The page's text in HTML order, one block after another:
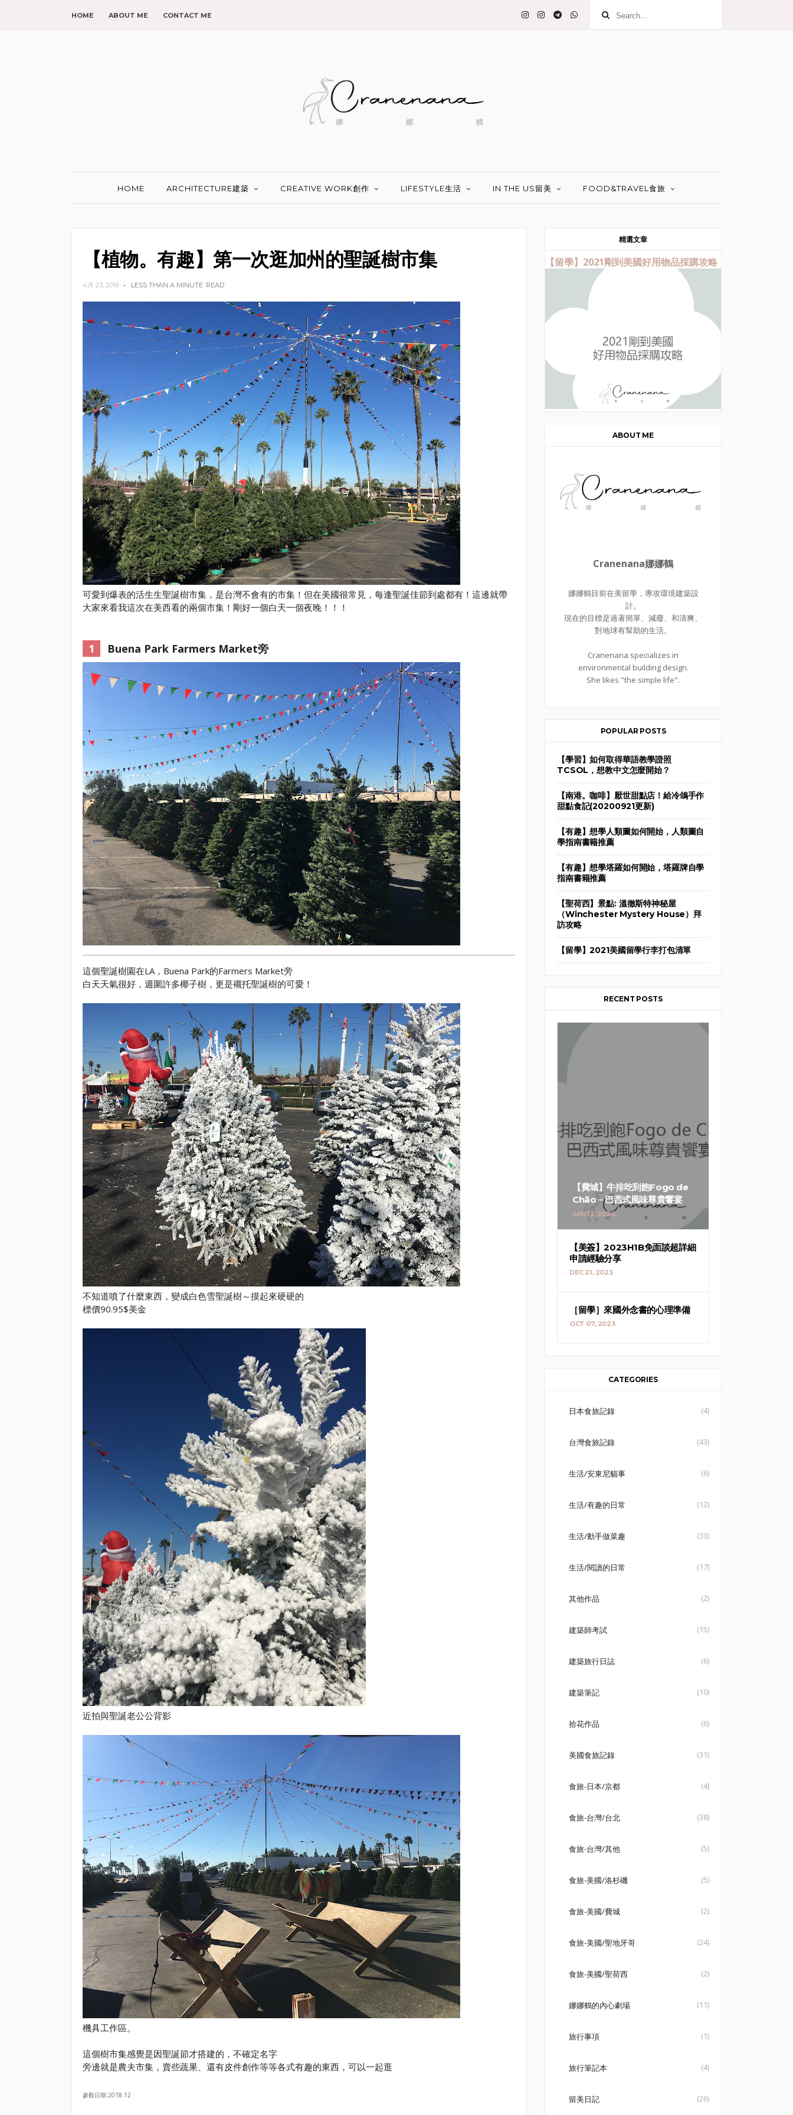
HOME ABOUT ME CONTACT ME
HOME ARCHITECTURE建築 CREATIVE WORK創作 LIFESTYLE生活 IN THE US留美 FOOD&TRAVEL食旅
【植物。有趣】第一次逛加州的聖誕樹市集
4月 23, 2019 LESS THAN A MINUTE READ
可愛到爆表的活生生聖誕樹市集，是台灣不會有的市集！但在美國很常見，每逢聖誕佳節到處都有！這邊就帶
大家來看我這次在美西看的兩個市集！剛好一個白天一個夜晚！！！
Buena Park Farmers Market旁
這個聖誕樹園在LA，Buena Park的Farmers Market旁
白天天氣很好，週圍許多椰子樹，更是襯托聖誕樹的可愛！
不知道噴了什麼東西，變成白色雪聖誕樹～摸起來硬硬的
標價90.95$美金
近拍與聖誕老公公背影
機具工作區。
這個樹市集感覺是因聖誕節才搭建的，不確定名字
旁邊就是農夫市集，賣些蔬果、還有皮件創作等等各式有趣的東西，可以一起逛
參觀日期:2018.12
精選文章
【留學】2021剛到美國好用物品採購攻略
ABOUT ME
Cranenana娜娜鶴
娜娜鶴目前在美留學，專攻環境建築設
計。
現在的目標是過著簡單、減廢、和清爽、
對地球有幫助的生活。
Cranenana specializes in
environmental building design.
She likes "the simple life".
POPULAR POSTS
【學習】如何取得華語教學證照
TCSOL，想教中文怎麼開始？
【南港。咖啡】厭世甜點店！給冷鴿手作
甜點食記(20200921更新)
【有趣】想學人類圖如何開始，人類圖自
學指南書籍推薦
【有趣】想學塔羅如何開始，塔羅牌自學
指南書籍推薦
【聖荷西】景點: 溫徹斯特神秘屋
（Winchester Mystery House）拜
訪攻略
【留學】2021美國留學行李打包清單
RECENT POSTS
【費城】牛排吃到飽Fogo de
Chão－巴西式風味尊貴饗宴
APR 13, 2024
【美簽】2023H1B免面談超詳細
申請經驗分享
DEC 21, 2023
［留學］來國外念書的心理準備
OCT 07, 2023
CATEGORIES
日本食旅記錄 (4)
台灣食旅記錄 (43)
生活/安東尼貓事 (6)
生活/有趣的日常 (12)
生活/動手做菜趣 (33)
生活/閱讀的日常 (17)
其他作品 (2)
建築師考試 (15)
建築旅行日誌 (6)
建築筆記 (10)
拾花作品 (6)
美國食旅記錄 (31)
食旅-日本/京都 (4)
食旅-台灣/台北 (38)
食旅-台灣/其他 (5)
食旅-美國/洛杉磯 (5)
食旅-美國/費城 (2)
食旅-美國/聖地牙哥 (24)
食旅-美國/聖荷西 (2)
娜娜鶴的內心劇場 (11)
旅行事項 (1)
旅行筆記本 (4)
留美日記 (26)